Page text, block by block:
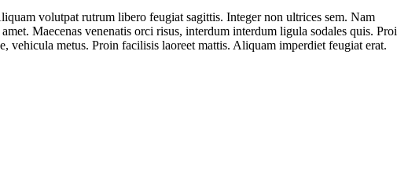
volutpat rutrum libero feugiat sagittis. Integer non ultrices sem. Nam
Maecenas venenatis orci risus, interdum interdum ligula sodales quis.
vehicula metus. Proin facilisis laoreet mattis. Aliquam imperdiet feugiat erat.